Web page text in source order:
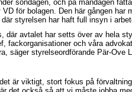
söndagen, och på måndagen
för bolagen. Den här gången har
styrelsen har haft full insyn i
där avtalet har setts över av hela
fackorganisationer och våra
säger styrelseordförande Pär-Ove
är viktigt, stort fokus på